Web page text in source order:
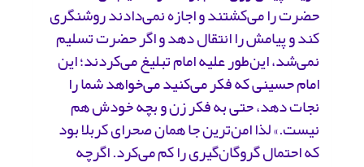
حضرت را می‌کشتند و اجازه نمی‌دادند روشنگری
کند و پیامش را انتقال دهد و اگر حضرت تسلیم
نمی‌شد، این‌طور علیه امام تبلیغ می‌کردند؛ این
امام‌ حسینی‌ که فکر می‌کنید می‌خواهد شما را
نجات دهد، حتی به فکر زن و بچه خودش هم
نیست.» لذا امن‌ترین جا همان صحرای کربلا بود
که احتمال گروگان‌گیری را کم می‌کرد. اگرچه